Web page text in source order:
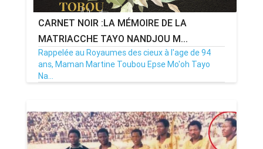
CARNET NOIR :LA MÉMOIRE DE LA
MATRIACCHE TAYO NANDJOU M...
Rappelée au Royaumes des cieux à l'age de 94
ans, Maman Martine Toubou Epse Mo'oh Tayo
Na...